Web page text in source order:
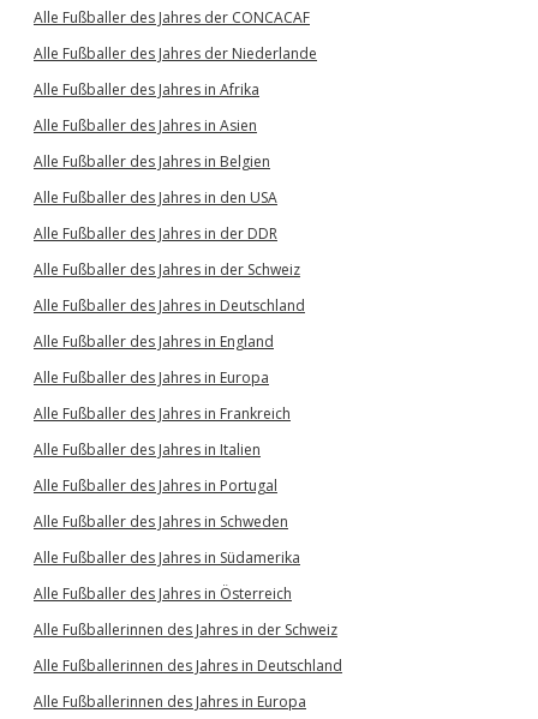
Alle Fußballer des Jahres der CONCACAF
Alle Fußballer des Jahres der Niederlande
Alle Fußballer des Jahres in Afrika
Alle Fußballer des Jahres in Asien
Alle Fußballer des Jahres in Belgien
Alle Fußballer des Jahres in den USA
Alle Fußballer des Jahres in der DDR
Alle Fußballer des Jahres in der Schweiz
Alle Fußballer des Jahres in Deutschland
Alle Fußballer des Jahres in England
Alle Fußballer des Jahres in Europa
Alle Fußballer des Jahres in Frankreich
Alle Fußballer des Jahres in Italien
Alle Fußballer des Jahres in Portugal
Alle Fußballer des Jahres in Schweden
Alle Fußballer des Jahres in Südamerika
Alle Fußballer des Jahres in Österreich
Alle Fußballerinnen des Jahres in der Schweiz
Alle Fußballerinnen des Jahres in Deutschland
Alle Fußballerinnen des Jahres in Europa